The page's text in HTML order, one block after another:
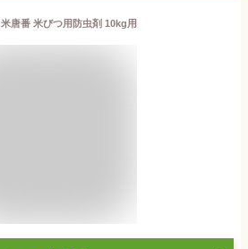
米唐番 米びつ用防虫剤 10kg用